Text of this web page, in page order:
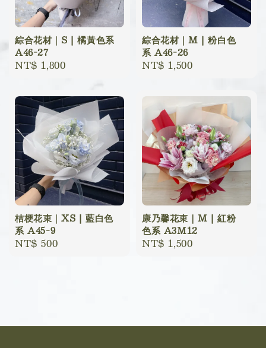
綜合花材｜S | 橘黃色系
A46-27
Regular
NT$ 1,800
綜合花材｜M | 粉白色
系 A46-26
Regular
NT$ 1,500
桔梗花束｜XS | 藍白色
系 A45-9
Regular
NT$ 500
康乃馨花束｜M | 紅粉
色系 A3M12
Regular
NT$ 1,500